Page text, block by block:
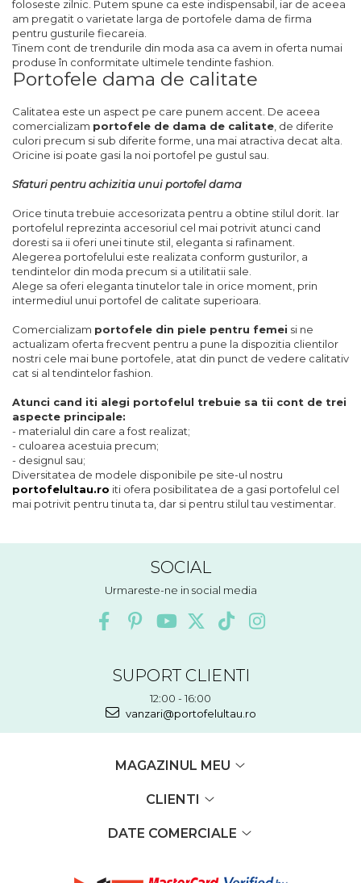
foloseste zilnic. Putem spune ca este indispensabil, iar de aceea
am pregatit o varietate larga de portofele dama de firma
pentru gusturile fiecareia.
Tinem cont de trendurile din moda asa ca avem in oferta numai
produse în conformitate ultimele tendinte fashion.
Portofele dama de calitate
Calitatea este un aspect pe care punem accent. De aceea
comercializam portofele de dama de calitate , de diferite
culori precum si sub diferite forme, una mai atractiva decat alta.
Oricine isi poate gasi la noi portofel pe gustul sau.
Sfaturi pentru achizitia unui portofel dama
Orice tinuta trebuie accesorizata pentru a obtine stilul dorit. Iar
portofelul reprezinta accesoriul cel mai potrivit atunci cand
doresti sa ii oferi unei tinute stil, eleganta si rafinament.
Alegerea portofelului este realizata conform gusturilor, a
tendintelor din moda precum si a utilitatii sale.
Alege sa oferi eleganta tinutelor tale in orice moment, prin
intermediul unui portofel de calitate superioara.
Comercializam portofele din piele pentru femei si ne
actualizam oferta frecvent pentru a pune la dispozitia clientilor
nostri cele mai bune portofele, atat din punct de vedere calitativ
cat si al tendintelor fashion.
Atunci cand iti alegi portofelul trebuie sa tii cont de trei
aspecte principale:
- materialul din care a fost realizat;
- culoarea acestuia precum;
- designul sau;
Diversitatea de modele disponibile pe site-ul nostru
portofelultau.ro iti ofera posibilitatea de a gasi portofelul cel
mai potrivit pentru tinuta ta, dar si pentru stilul tau vestimentar.
SOCIAL
Urmareste-ne in social media
SUPORT CLIENTI
12:00 - 16:00
vanzari@portofelultau.ro
MAGAZINUL MEU
CLIENTI
DATE COMERCIALE